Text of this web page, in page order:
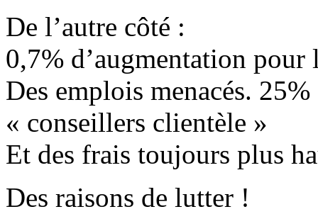
De l’autre côté :
0,7% d’augmentation pour
Des emplois menacés.
« conseillers clientèle »
Et des frais toujours plus
Des raisons de lutter !